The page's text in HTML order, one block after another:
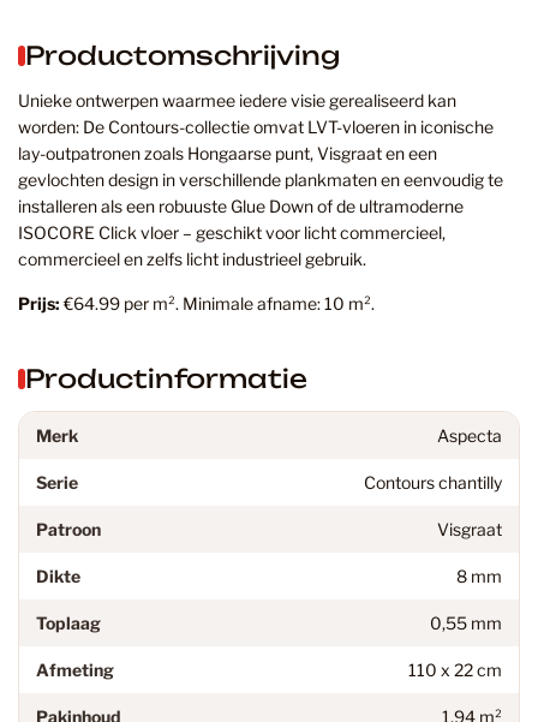
Productomschrijving
Unieke ontwerpen waarmee iedere visie gerealiseerd kan
worden: De Contours-collectie omvat LVT-vloeren in iconische
lay-outpatronen zoals Hongaarse punt, Visgraat en een
gevlochten design in verschillende plankmaten en eenvoudig te
installeren als een robuuste Glue Down of de ultramoderne
ISOCORE Click vloer – geschikt voor licht commercieel,
commercieel en zelfs licht industrieel gebruik.
Prijs:€64.99 per m². Minimale afname: 10 m².
Productinformatie
Merk Aspecta
Serie Contours chantilly
Patroon Visgraat
Dikte 8 mm
Toplaag 0,55 mm
Afmeting 110 x 22 cm
Pakinhoud 1,94 m²